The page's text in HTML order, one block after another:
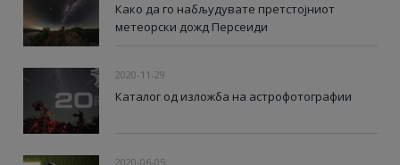
Како да го набљудувате претстојниот
метеорски дожд Персеиди
2020-11-29
Каталог од изложба на астрофотографии
2020-06-05